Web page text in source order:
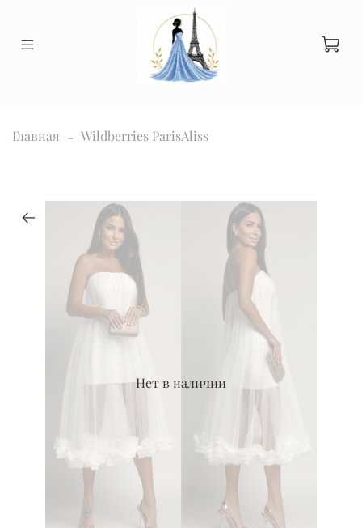
Главная Wildberries ParisAliss
Нет в наличии